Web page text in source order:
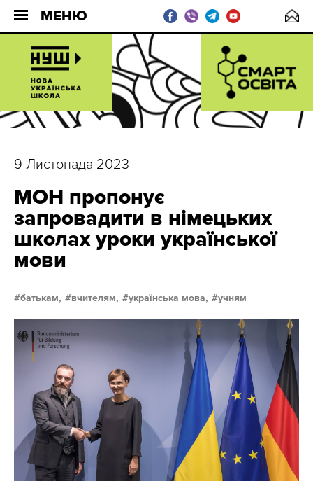
МЕНЮ
9 Листопада 2023
МОН пропонує
запровадити в німецьких
школах уроки української
мови
батькам, вчителям, українська мова, учням